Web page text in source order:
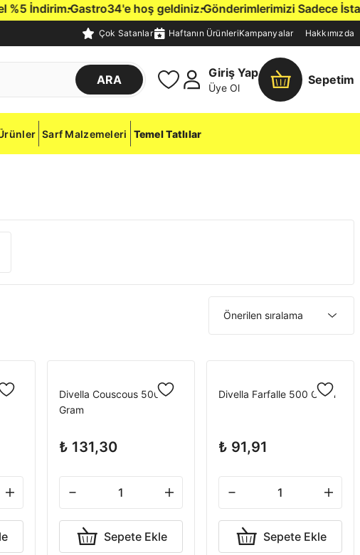
Gastro34'e hoş geldiniz.Gönderimlerimizi Sadece İstanbul
Çok Satanlar Haftanın ÜrünleriKampanyalar Hakkımızda
ARA
Giriş Yap
Üye Ol
Sepetim
Sarf Malzemeleri Temel Tatlılar
Divella Couscous 500
Gram
₺ 131,30
Sepete Ekle
Divella Farfalle 500 Gram
₺ 91,91
Sepete Ekle